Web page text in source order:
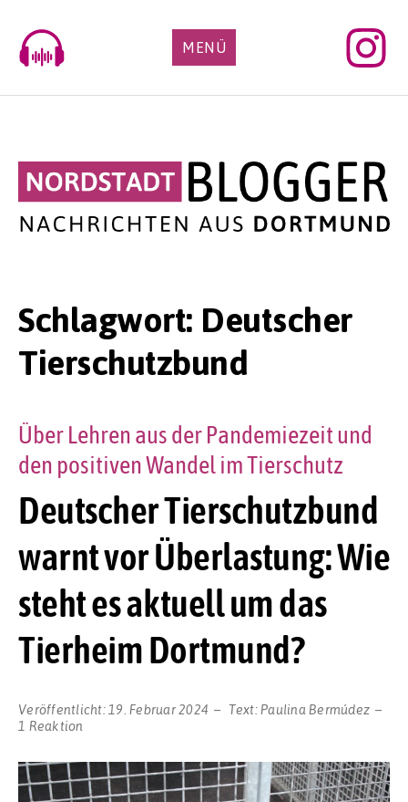
content
MENÜ
Schlagwort: Deutscher
Tierschutzbund
Deutscher Tierschutzbund
warnt vor Überlastung: Wie
steht es aktuell um das
Tierheim Dortmund?
Über Lehren aus der Pandemiezeit und
den positiven Wandel im Tierschutz
Veröffentlicht: 19. Februar 2024 Text:Paulina Bermúdez
1 Reaktion